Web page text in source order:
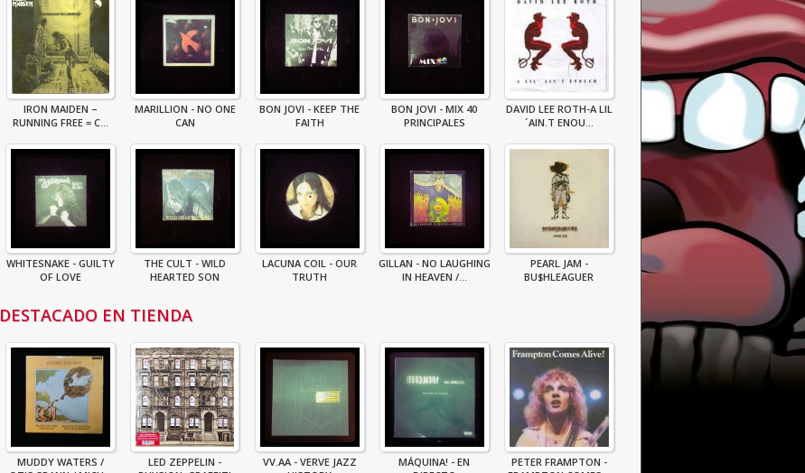
IRON MAIDEN –
RUNNING FREE = C...
MARILLION - NO ONE
CAN
BON JOVI - KEEP THE
FAITH
BON JOVI - MIX 40
PRINCIPALES
DAVID LEE ROTH-A LIL
´AIN.T ENOU...
WHITESNAKE - GUILTY
OF LOVE
THE CULT - WILD
HEARTED SON
LACUNA COIL - OUR
TRUTH
GILLAN - NO LAUGHING
IN HEAVEN /...
PEARL JAM -
BU$HLEAGUER
DESTACADO EN TIENDA
MUDDY WATERS /
LED ZEPPELIN -
VV.AA - VERVE JAZZ
MÁQUINA! - EN
PETER FRAMPTON -